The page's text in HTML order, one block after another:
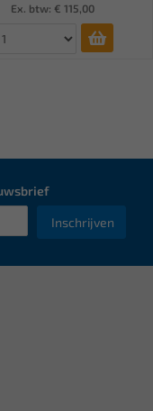
Ex. btw: € 115,00
Inschrijven